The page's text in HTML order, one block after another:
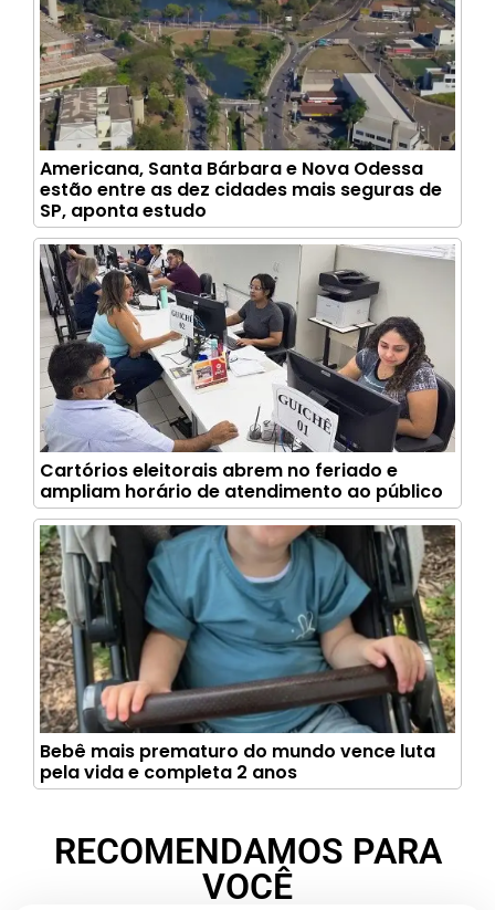
Americana, Santa Bárbara e Nova Odessa
estão entre as dez cidades mais seguras de
SP, aponta estudo
Cartórios eleitorais abrem no feriado e
ampliam horário de atendimento ao público
Bebê mais prematuro do mundo vence luta
pela vida e completa 2 anos
RECOMENDAMOS PARA
VOCÊ